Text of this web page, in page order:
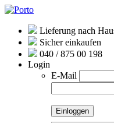
Lieferung nach
Sicher einkaufen
040 / 875 00 198
Login
E-Mail